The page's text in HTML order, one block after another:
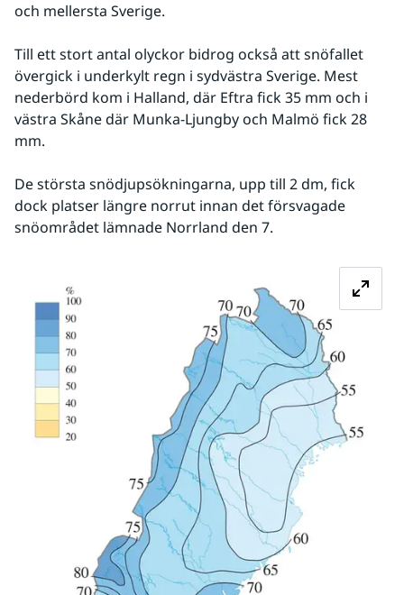
och mellersta Sverige.
Till ett stort antal olyckor bidrog också att snöfallet
övergick i underkylt regn i sydvästra Sverige. Mest
nederbörd kom i Halland, där Eftra fick 35 mm och i
västra Skåne där Munka-Ljungby och Malmö fick 28
mm.
De största snödjupsökningarna, upp till 2 dm, fick
dock platser längre norrut innan det försvagade
snöområdet lämnade Norrland den 7.